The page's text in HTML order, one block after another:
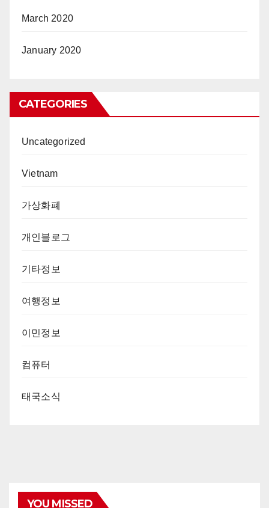
March 2020
January 2020
CATEGORIES
Uncategorized
Vietnam
가상화폐
개인블로그
기타정보
여행정보
이민정보
컴퓨터
태국소식
YOU MISSED